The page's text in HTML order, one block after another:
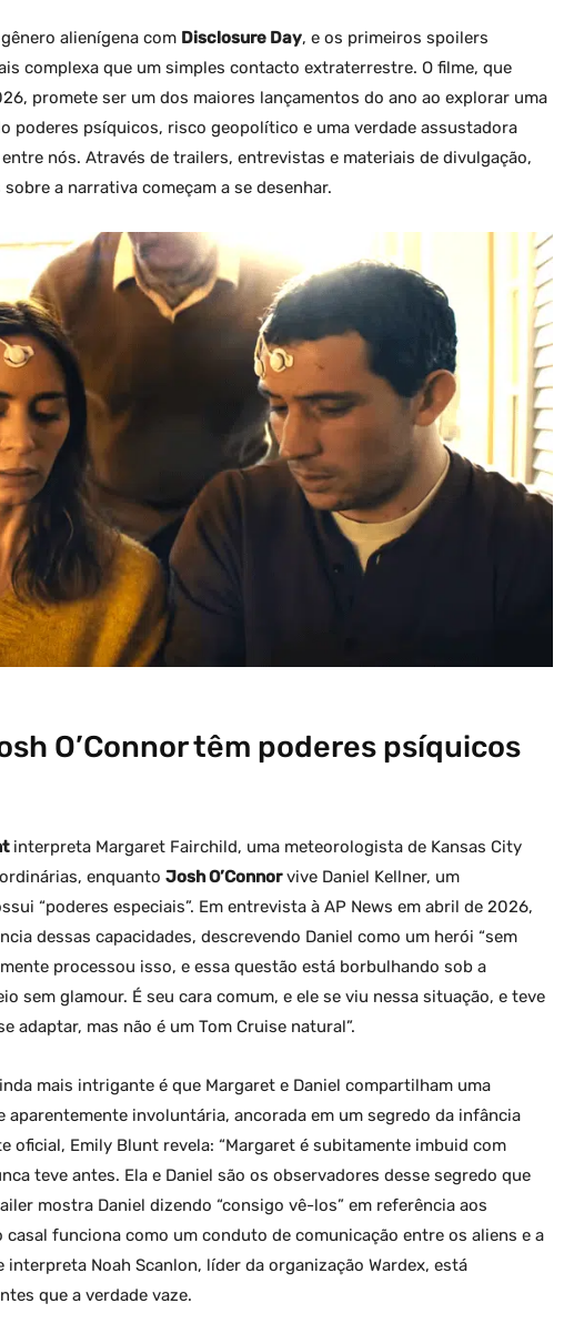
alienígena com Disclosure Day, e os primeiros spoilers
complexa que um simples contacto extraterrestre. O filme, que
promete ser um dos maiores lançamentos do ano ao explorar uma
poderes psíquicos, risco geopolítico e uma verdade assustadora
nós. Através de trailers, entrevistas e materiais de divulgação,
a narrativa começam a se desenhar.
O’Connor têm poderes psíquicos
interpreta Margaret Fairchild, uma meteorologista de Kansas City
enquanto Josh O’Connorvive Daniel Kellner, um
“poderes especiais”. Em entrevista à AP News em abril de 2026,
dessas capacidades, descrevendo Daniel como um herói “sem
processou isso, e essa questão está borbulhando sob a
sem glamour. É seu cara comum, e ele se viu nessa situação, e teve
adaptar, mas não é um Tom Cruise natural”.
mais intrigante é que Margaret e Daniel compartilham uma
aparentemente involuntária, ancorada em um segredo da infância
oficial, Emily Blunt revela: “Margaret é subitamente imbuid com
teve antes. Ela e Daniel são os observadores desse segredo que
mostra Daniel dizendo “consigo vê-los” em referência aos
funciona como um conduto de comunicação entre os aliens e a
Noah Scanlon, líder da organização Wardex, está
que a verdade vaze.